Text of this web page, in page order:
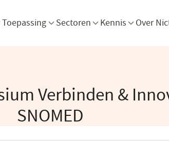
Menu openen
Toepassing Menu openen
Sectoren Menu openen
Kennis Over
Verbinden &
SNOMED